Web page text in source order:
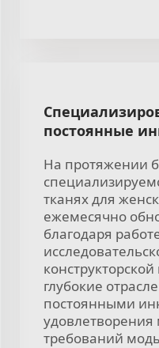
постоянные
На протяжении
тканях для
ежемесячно
благодаря
глубокие
постоянными
требований